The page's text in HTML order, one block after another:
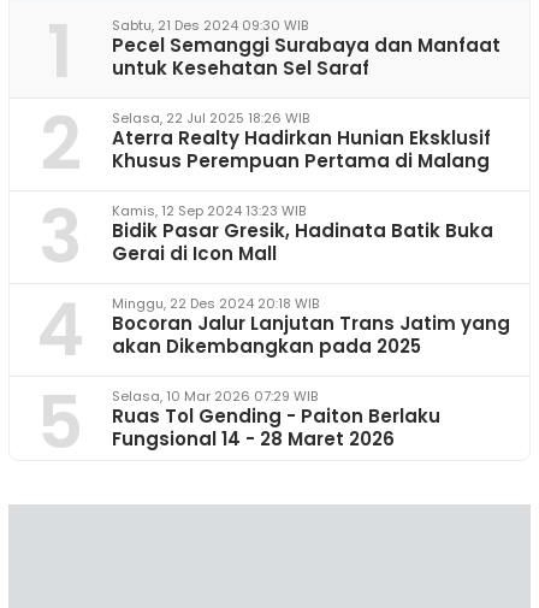
1 Sabtu, 21 Des 2024 09:30 WIB
Pecel Semanggi Surabaya dan Manfaat
untuk Kesehatan Sel Saraf
2 Selasa, 22 Jul 2025 18:26 WIB
Aterra Realty Hadirkan Hunian Eksklusif
Khusus Perempuan Pertama di Malang
3 Kamis, 12 Sep 2024 13:23 WIB
Bidik Pasar Gresik, Hadinata Batik Buka
Gerai di Icon Mall
4 Minggu, 22 Des 2024 20:18 WIB
Bocoran Jalur Lanjutan Trans Jatim yang
akan Dikembangkan pada 2025
5 Selasa, 10 Mar 2026 07:29 WIB
Ruas Tol Gending - Paiton Berlaku
Fungsional 14 - 28 Maret 2026